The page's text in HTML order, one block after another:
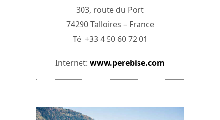
303, route du Port
74290 Talloires – France
Tél +33 4 50 60 72 01
Internet: www.perebise.com